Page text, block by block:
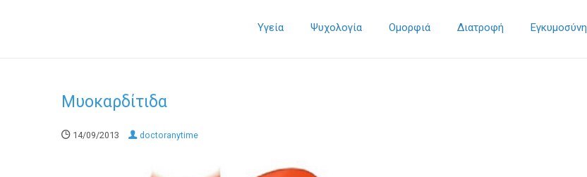
Υγεία Ψυχολογία Ομορφιά Διατροφή Εγκυμοσύνη
Μυοκαρδίτιδα
14/09/2013 doctoranytime